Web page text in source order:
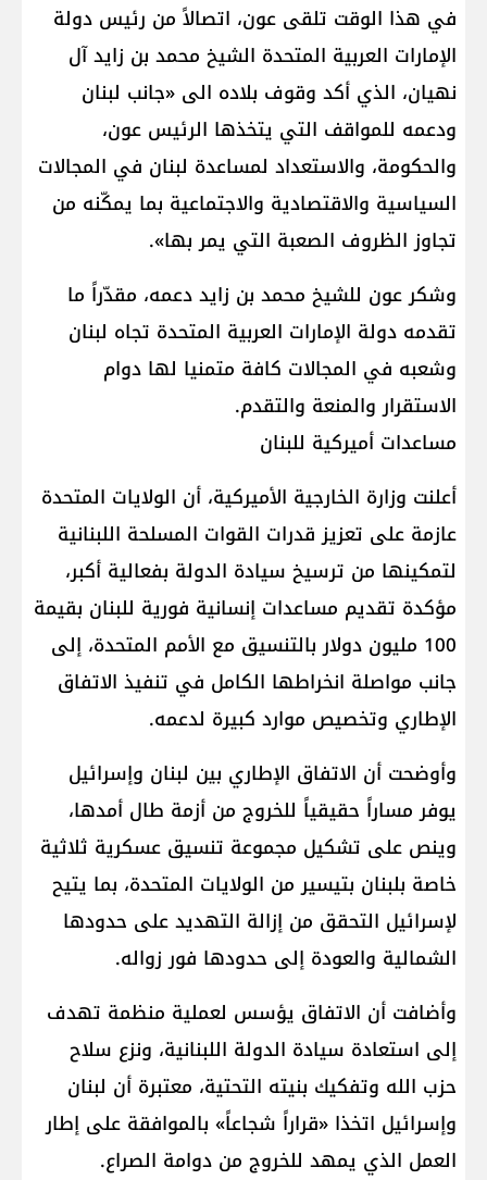
في هذا الوقت تلقى عون، اتصالاً من رئيس دولة
الإمارات العربية المتحدة الشيخ محمد بن زايد آل
نهيان، الذي أكد وقوف بلاده الى «جانب لبنان
ودعمه للمواقف التي يتخذها الرئيس عون،
والحكومة، والاستعداد لمساعدة لبنان في المجالات
السياسية والاقتصادية والاجتماعية بما يمكّنه من
تجاوز الظروف الصعبة التي يمر بها».
وشكر عون للشيخ محمد بن زايد دعمه، مقدّراً ما
تقدمه دولة الإمارات العربية المتحدة تجاه لبنان
وشعبه في المجالات كافة متمنيا لها دوام
الاستقرار والمنعة والتقدم.
مساعدات أميركية للبنان
أعلنت وزارة الخارجية الأميركية، أن الولايات المتحدة
عازمة على تعزيز قدرات القوات المسلحة اللبنانية
لتمكينها من ترسيخ سيادة الدولة بفعالية أكبر،
مؤكدة تقديم مساعدات إنسانية فورية للبنان بقيمة
100 مليون دولار بالتنسيق مع الأمم المتحدة، إلى
جانب مواصلة انخراطها الكامل في تنفيذ الاتفاق
الإطاري وتخصيص موارد كبيرة لدعمه.
وأوضحت أن الاتفاق الإطاري بين لبنان وإسرائيل
يوفر مساراً حقيقياً للخروج من أزمة طال أمدها،
وينص على تشكيل مجموعة تنسيق عسكرية ثلاثية
خاصة بلبنان بتيسير من الولايات المتحدة، بما يتيح
لإسرائيل التحقق من إزالة التهديد على حدودها
الشمالية والعودة إلى حدودها فور زواله.
وأضافت أن الاتفاق يؤسس لعملية منظمة تهدف
إلى استعادة سيادة الدولة اللبنانية، ونزع سلاح
حزب الله وتفكيك بنيته التحتية، معتبرة أن لبنان
وإسرائيل اتخذا «قراراً شجاعاً» بالموافقة على إطار
العمل الذي يمهد للخروج من دوامة الصراع.